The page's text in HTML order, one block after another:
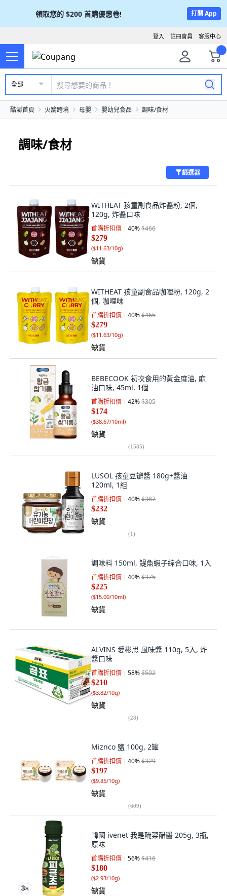
領取您的 $200 首購優惠卷! 打開 App
客服中心
註冊會員
登入
全部
酷澎首頁 火箭跨境 母嬰 嬰幼兒食品 調味/食材
調味/食材
篩選器
WITHEAT 孩童副食品炸醬粉, 2個,
120g, 炸醬口味
首購折扣價 40%$466
$279
($11.63/10g)
缺貨
WITHEAT 孩童副食品咖哩粉, 120g, 2
個, 咖哩味
首購折扣價 40%$465
$279
($11.63/10g)
缺貨
BEBECOOK 初次食用的黃金麻油, 麻
油口味, 45ml, 1個
首購折扣價 42%$305
$174
($38.67/10ml)
缺貨
(1585)
LUSOL 孩童豆瓣醬 180g+醬油
120ml, 1組
首購折扣價 40%$387
$232
缺貨
(1)
調味料 150ml, 鳀魚蝦子綜合口味, 1入
首購折扣價 40%$375
$225
($15.00/10ml)
缺貨
ALVINS 愛彬思 風味醬 110g, 5入, 炸
醬口味
首購折扣價 58%$502
$210
($3.82/10g)
缺貨
(28)
Miznco 鹽 100g, 2罐
首購折扣價 40%$329
$197
($9.85/10g)
缺貨
(609)
韓國 ivenet 我是醃菜醋醬 205g, 3瓶,
原味
首購折扣價 56%$416
$180
($2.93/10g)
缺貨